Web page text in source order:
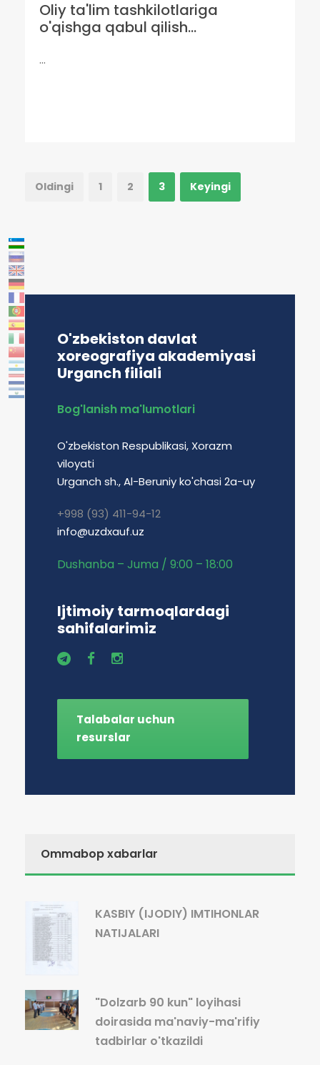
Oliy ta'lim tashkilotlariga
o'qishga qabul qilish...
...
Oldingi 1 2 3 Keyingi
O'zbekiston davlat
xoreografiya akademiyasi
Urganch filiali
Bog'lanish ma'lumotlari
O'zbekiston Respublikasi, Xorazm
viloyati
Urganch sh., Al-Beruniy ko'chasi 2a-uy
+998 (93) 411-94-12
info@uzdxauf.uz
Dushanba – Juma / 9:00 – 18:00
Ijtimoiy tarmoqlardagi
sahifalarimiz
Talabalar uchun
resurslar
Ommabop xabarlar
KASBIY (IJODIY) IMTIHONLAR
NATIJALARI
"Dolzarb 90 kun" loyihasi
doirasida ma'naviy-ma'rifiy
tadbirlar o'tkazildi